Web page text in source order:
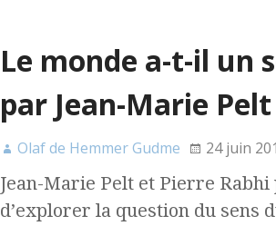
Le monde a-t-il un
par Jean-Marie Pelt
Olaf de Hemmer Gudme 24 juin
Jean-Marie Pelt et Pierre Rabhi
d’explorer la question du sens